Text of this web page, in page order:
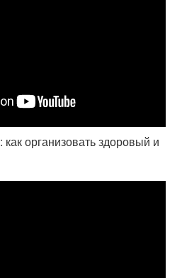
организовать здоровый и